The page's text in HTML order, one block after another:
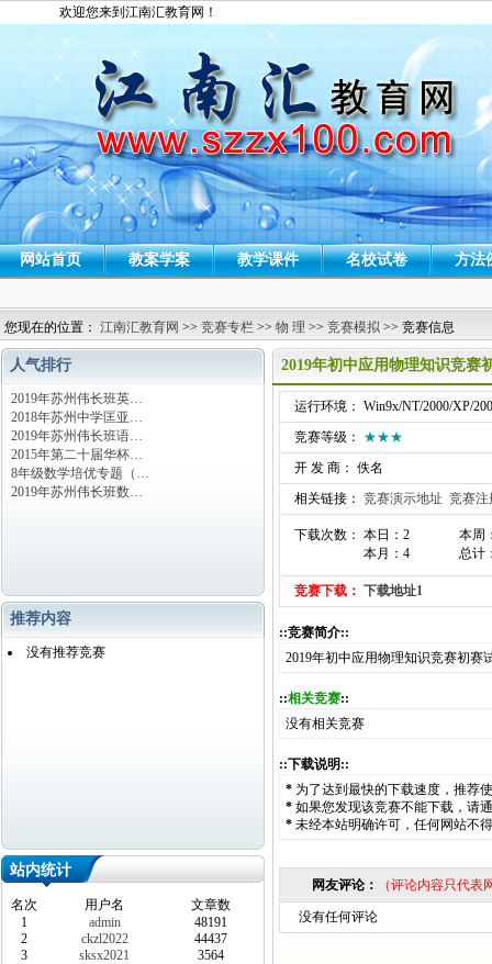
欢迎您来到江南汇教育网！
网站首页 教案学案 教学课件 名校试卷 方法
您现在的位置： 江南汇教育网 >> 竞赛专栏 >> 物 理 >> 竞赛模拟 >> 竞赛信息
人气排行
2019年苏州伟长班英…
2018年苏州中学匡亚…
2019年苏州伟长班语…
2015年第二十届华杯…
8年级数学培优专题（…
2019年苏州伟长班数…
推荐内容
没有推荐竞赛
站内统计
名次 用户名
文章数
1
admin
48191
2
ckzl2022
44437
3
sksx2021
3564
2019年初中应用物理知识竞赛
运行环境： Win9x/NT/2000/XP/
竞赛等级： ★★★
开 发 商： 佚名
相关链接： 竞赛演示地址 竞赛注
下载次数： 本日：2
本月：4
本周
总计
竞赛下载： 下载地址1
::竞赛简介::
2019年初中应用物理知识竞赛初赛
::相关竞赛::
没有相关竞赛
::下载说明::
* 为了达到最快的下载速度，推荐
* 如果您发现该竞赛不能下载，请
* 未经本站明确许可，任何网站不
网友评论： （评论内容只代
没有任何评论